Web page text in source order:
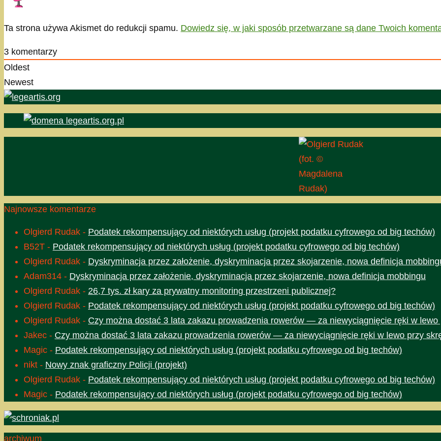
Ta strona używa Akismet do redukcji spamu. Dowiedz się, w jaki sposób przetwarzane są dane Twoich
3 komentarzy
Oldest
Newest
(fot. ©
Magdalena
Rudak)
Najnowsze komentarze
Olgierd Rudak - Podatek rekompensujący od niektórych usług (projekt podatku cyfrowego od big techów)
B52T - Podatek rekompensujący od niektórych usług (projekt podatku cyfrowego od big techów)
Olgierd Rudak - Dyskryminacja przez założenie, dyskryminacja przez skojarzenie, nowa definicja
Adam314 - Dyskryminacja przez założenie, dyskryminacja przez skojarzenie, nowa definicja mobbingu
Olgierd Rudak - 26,7 tys. zł kary za prywatny monitoring przestrzeni publicznej?
Olgierd Rudak - Podatek rekompensujący od niektórych usług (projekt podatku cyfrowego od big techów)
Olgierd Rudak - Czy można dostać 3 lata zakazu prowadzenia rowerów — za niewyciągnięcie ręki w lewo
Jakec - Czy można dostać 3 lata zakazu prowadzenia rowerów — za niewyciągnięcie ręki w lewo przy
Magic - Podatek rekompensujący od niektórych usług (projekt podatku cyfrowego od big techów)
nikt - Nowy znak graficzny Policji (projekt)
Olgierd Rudak - Podatek rekompensujący od niektórych usług (projekt podatku cyfrowego od big techów)
Magic - Podatek rekompensujący od niektórych usług (projekt podatku cyfrowego od big techów)
archiwum